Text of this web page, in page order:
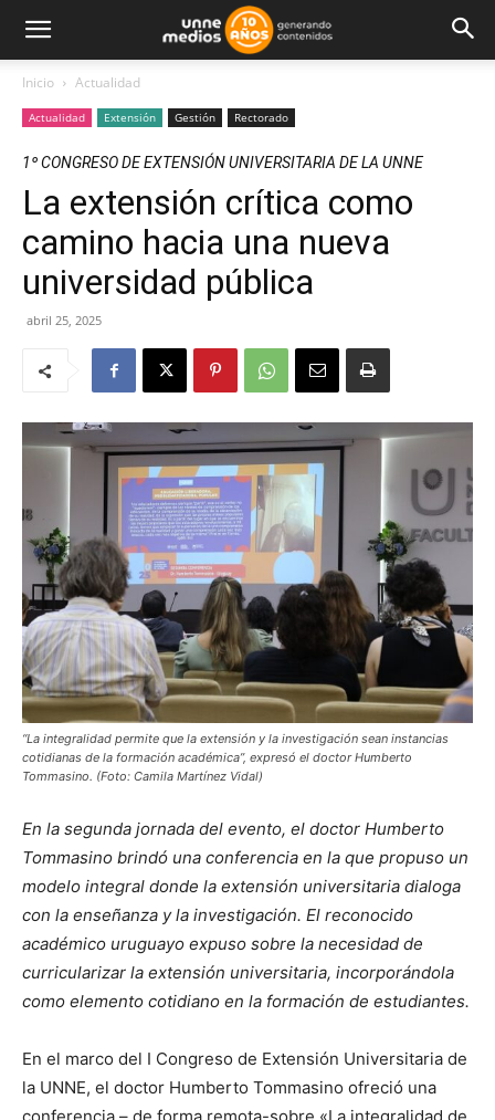
Inicio Actualidad
Actualidad Extensión Gestión Rectorado
1º CONGRESO DE EXTENSIÓN UNIVERSITARIA DE LA UNNE
La extensión crítica como
camino hacia una nueva
universidad pública
abril 25, 2025
“La integralidad permite que la extensión y la investigación sean instancias
cotidianas de la formación académica”, expresó el doctor Humberto
Tommasino. (Foto: Camila Martínez Vidal)
En la segunda jornada del evento, el doctor Humberto
Tommasino brindó una conferencia en la que propuso un
modelo integral donde la extensión universitaria dialoga
con la enseñanza y la investigación. El reconocido
académico uruguayo expuso sobre la necesidad de
curricularizar la extensión universitaria, incorporándola
como elemento cotidiano en la formación de estudiantes.
En el marco del I Congreso de Extensión Universitaria de
la UNNE, el doctor Humberto Tommasino ofreció una